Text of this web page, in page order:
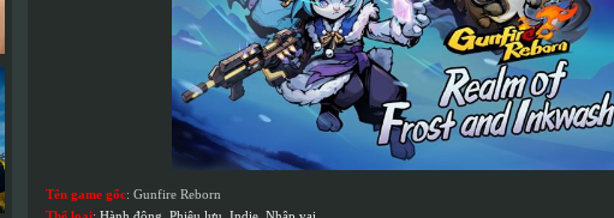
Tên game gốc: Gunfire Reborn